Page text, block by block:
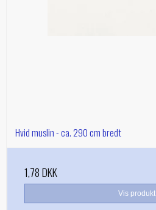
Hvid muslin - ca. 290 cm bredt
1,78 DKK
Vis produkt